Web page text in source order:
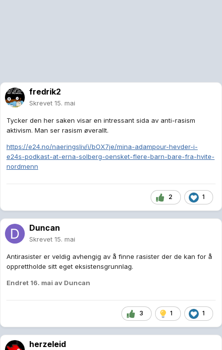
fredrik2
Skrevet 15. mai
Tycker den her saken visar en intressant sida av anti-rasism
aktivism. Man ser rasism øverallt.
https://e24.no/naeringsliv/i/bOX7je/mina-adampour-hevder-i-
e24s-podkast-at-erna-solberg-oensket-flere-barn-bare-fra-hvite-
nordmenn
2 1
Duncan
Skrevet 15. mai
Antirasister er veldig avhengig av å finne rasister der de kan for å
opprettholde sitt eget eksistensgrunnlag.
Endret 16. mai av Duncan
3 1 1
herzeleid